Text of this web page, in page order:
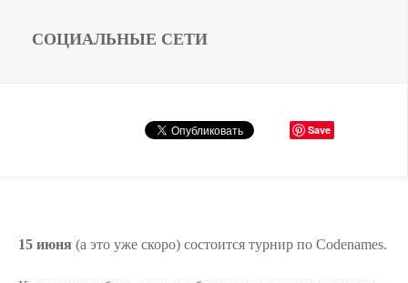
СОЦИАЛЬНЫЕ СЕТИ
Save
15 июня (а это уже скоро) состоится турнир по Codenames.